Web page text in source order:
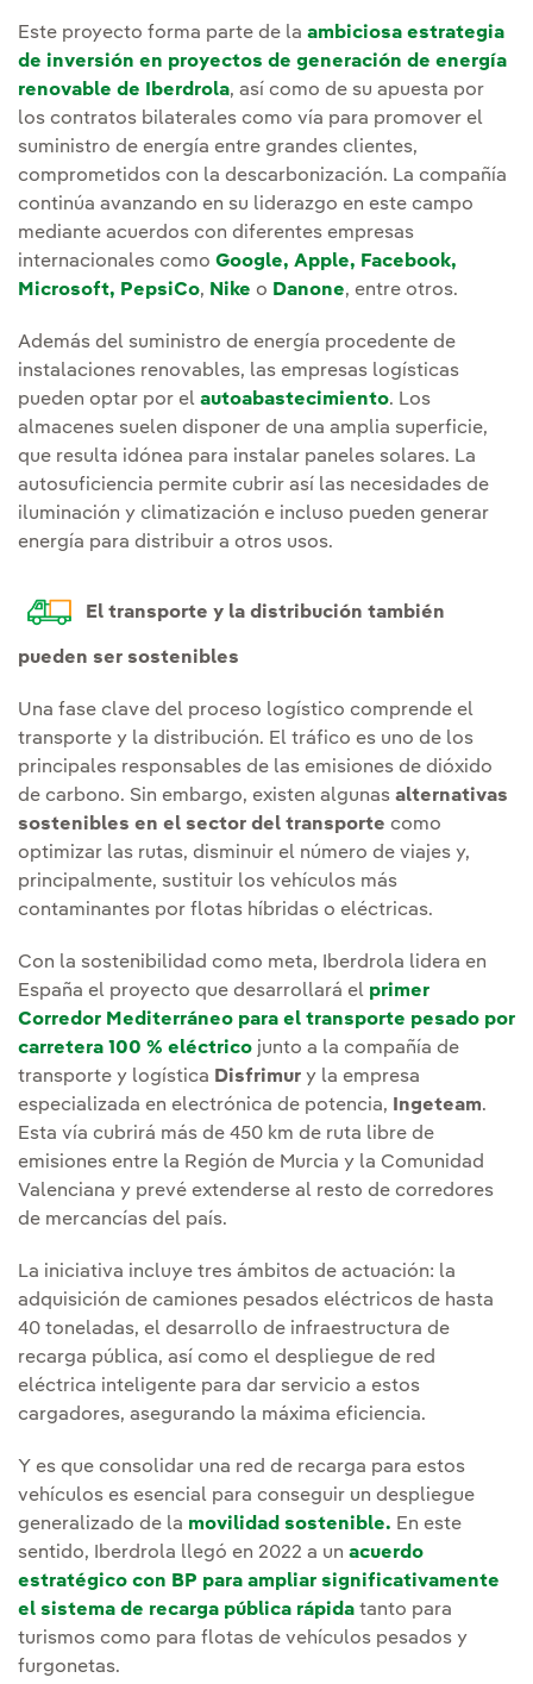
Este proyecto forma parte de la ambiciosa estrategia
de inversión en proyectos de generación de energía
renovable de Iberdrola, así como de su apuesta por
los contratos bilaterales como vía para promover el
suministro de energía entre grandes clientes,
comprometidos con la descarbonización. La compañía
continúa avanzando en su liderazgo en este campo
mediante acuerdos con diferentes empresas
internacionales como Google, Apple, Facebook,
Microsoft, PepsiCo, Nike o Danone, entre otros.
Además del suministro de energía procedente de
instalaciones renovables, las empresas logísticas
pueden optar por el autoabastecimiento. Los
almacenes suelen disponer de una amplia superficie,
que resulta idónea para instalar paneles solares. La
autosuficiencia permite cubrir así las necesidades de
iluminación y climatización e incluso pueden generar
energía para distribuir a otros usos.
El transporte y la distribución también
pueden ser sostenibles
Una fase clave del proceso logístico comprende el
transporte y la distribución. El tráfico es uno de los
principales responsables de las emisiones de dióxido
de carbono. Sin embargo, existen algunas alternativas
sostenibles en el sector del transporte como
optimizar las rutas, disminuir el número de viajes y,
principalmente, sustituir los vehículos más
contaminantes por flotas híbridas o eléctricas.
Con la sostenibilidad como meta, Iberdrola lidera en
España el proyecto que desarrollará el primer
Corredor Mediterráneo para el transporte pesado por
carretera 100 % eléctrico junto a la compañía de
transporte y logística Disfrimur y la empresa
especializada en electrónica de potencia,
Ingeteam.
Esta vía cubrirá más de 450 km de ruta libre de
emisiones entre la Región de Murcia y la Comunidad
Valenciana y prevé extenderse al resto de corredores
de mercancías del país.
La iniciativa incluye tres ámbitos de actuación: la
adquisición de camiones pesados eléctricos de hasta
40 toneladas, el desarrollo de infraestructura de
recarga pública, así como el despliegue de red
eléctrica inteligente para dar servicio a estos
cargadores, asegurando la máxima eficiencia.
Y es que consolidar una red de recarga para estos
vehículos es esencial para conseguir un despliegue
generalizado de la movilidad sostenible. En este
sentido, Iberdrola llegó en 2022 a un acuerdo
estratégico con BP para ampliar significativamente
el sistema de recarga pública rápida tanto para
turismos como para flotas de vehículos pesados y
furgonetas.